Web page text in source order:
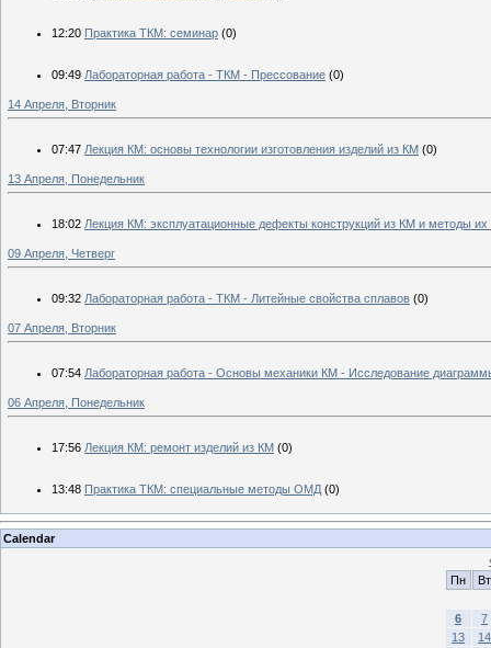
12:20 Практика ТКМ: семинар (0)
09:49 Лабораторная работа - ТКМ - Прессование (0)
14 Апреля, Вторник
07:47 Лекция КМ: основы технологии изготовления изделий из КМ (0)
13 Апреля, Понедельник
18:02 Лекция КМ: эксплуатационные дефекты конструкций из КМ и методы их
09 Апреля, Четверг
09:32 Лабораторная работа - ТКМ - Литейные свойства сплавов (0)
07 Апреля, Вторник
07:54 Лабораторная работа - Основы механики КМ - Исследование
06 Апреля, Понедельник
17:56 Лекция КМ: ремонт изделий из КМ (0)
13:48 Практика ТКМ: специальные методы ОМД (0)
Calendar
Пн
Вт
6
7
13
14